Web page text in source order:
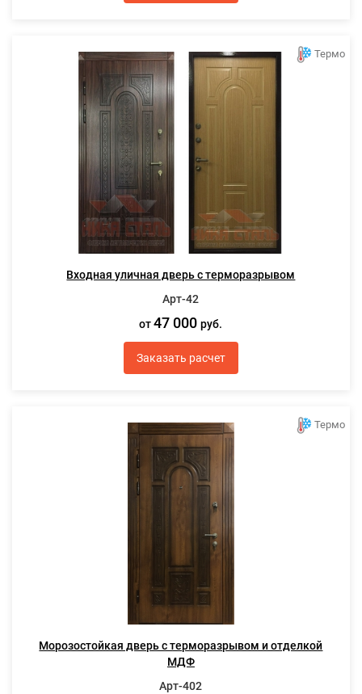
Термо
Входная уличная дверь с терморазрывом
Арт-42
от47 000руб.
Заказать расчет
Термо
Морозостойкая дверь с терморазрывом и отделкой
МДФ
Арт-402